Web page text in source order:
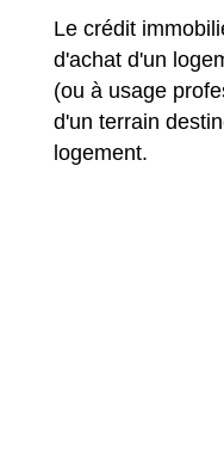
Le crédit
d'achat d'un
(ou à usage
d'un terrain
logement.